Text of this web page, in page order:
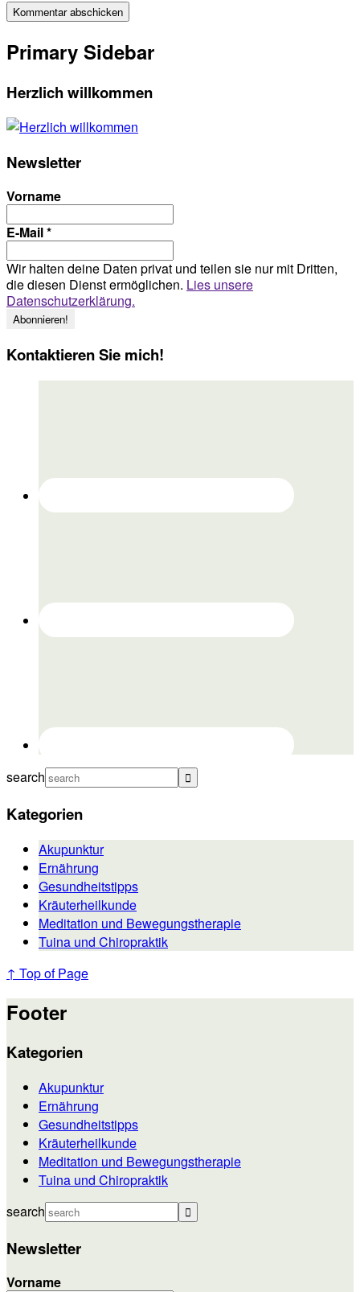
Primary Sidebar
Herzlich willkommen
Newsletter
Vorname
E-Mail*
Wir halten deine Daten privat und teilen sie nur mit Dritten,
die diesen Dienst ermöglichen. Lies unsere
Datenschutzerklärung.
Kontaktieren Sie mich!
search
Kategorien
Akupunktur
Ernährung
Gesundheitstipps
Kräuterheilkunde
Meditation und Bewegungstherapie
Tuina und Chiropraktik
↑ Top of Page
Footer
Kategorien
Akupunktur
Ernährung
Gesundheitstipps
Kräuterheilkunde
Meditation und Bewegungstherapie
Tuina und Chiropraktik
search
Newsletter
Vorname